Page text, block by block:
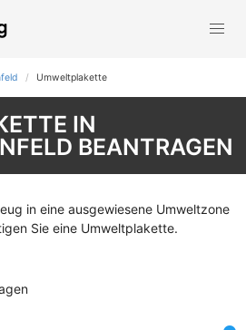
Umweltplakette
IN
BEANTRAGEN
in eine ausgewiesene Umweltzone
Sie eine Umweltplakette.